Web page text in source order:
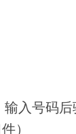
入号码后
）